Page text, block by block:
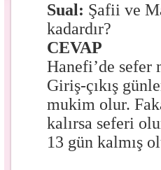
Sual: Şafii ve
kadardır?
CEVAP
Hanefi’de sefer
Giriş-çıkış
mukim olur.
kalırsa seferi
13 gün kalmış